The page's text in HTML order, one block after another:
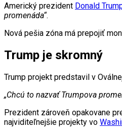
Americký prezident Donald
promenáda“.
Nová pešia zóna má prepojiť
Trump je skromný
Trump projekt predstavil v
„Chcú to nazvať Trumpova
Prezident zároveň opakovane
najviditeľnejšie projekty vo